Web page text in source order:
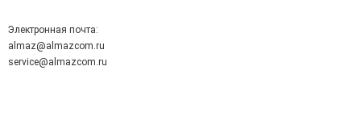
Электронная почта:
almaz@almazcom.ru
service@almazcom.ru